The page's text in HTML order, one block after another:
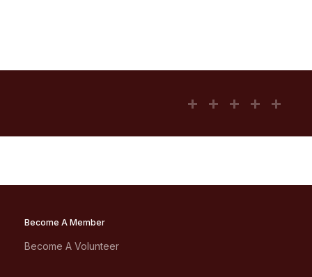
Become A Member
Become A Volunteer